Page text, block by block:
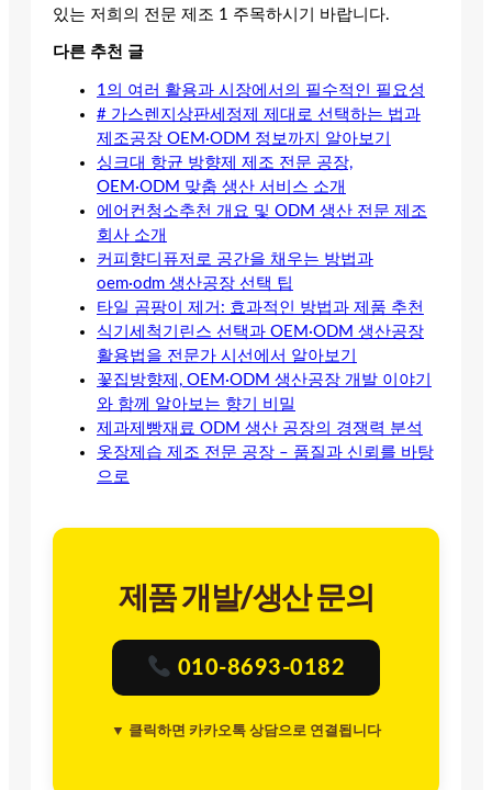
있는 저희의 전문 제조 1 주목하시기 바랍니다.
다른 추천 글
1의 여러 활용과 시장에서의 필수적인 필요성
# 가스렌지상판세정제 제대로 선택하는 법과
제조공장 OEM·ODM 정보까지 알아보기
싱크대 항균 방향제 제조 전문 공장,
OEM·ODM 맞춤 생산 서비스 소개
에어컨청소추천 개요 및 ODM 생산 전문 제조
회사 소개
커피향디퓨저로 공간을 채우는 방법과
oem·odm 생산공장 선택 팁
타일 곰팡이 제거: 효과적인 방법과 제품 추천
식기세척기린스 선택과 OEM·ODM 생산공장
활용법을 전문가 시선에서 알아보기
꽃집방향제, OEM·ODM 생산공장 개발 이야기
와 함께 알아보는 향기 비밀
제과제빵재료 ODM 생산 공장의 경쟁력 분석
옷장제습 제조 전문 공장 – 품질과 신뢰를 바탕
으로
제품 개발/생산 문의
010-8693-0182
▼ 클릭하면 카카오톡 상담으로 연결됩니다